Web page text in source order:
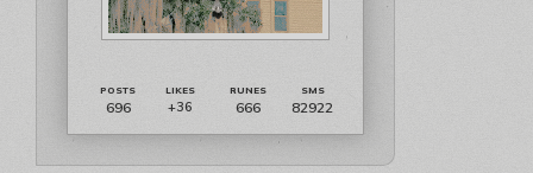
696 +36 666 82922